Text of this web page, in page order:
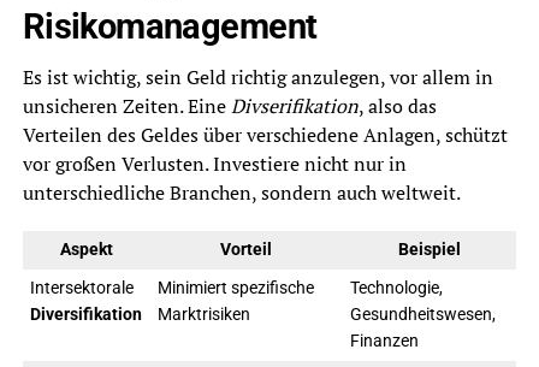
Risikomanagement
Es ist wichtig, sein Geld richtig anzulegen, vor allem in
unsicheren Zeiten. EineDivserifikation, also das
Verteilen des Geldes über verschiedene Anlagen, schützt
vor großen Verlusten. Investiere nicht nur in
unterschiedliche Branchen, sondern auch weltweit.
Aspekt Vorteil
Beispiel
Intersektorale
Diversifikation
Minimiert spezifische
Marktrisiken
Technologie,
Gesundheitswesen,
Finanzen